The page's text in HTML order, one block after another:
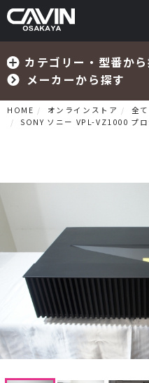
カテゴリー・型番か
メーカーから探す
プリメインアンプ
プリアンプ
パワーアンプ
CDプレーヤー・レシーバー
ネットワークプレーヤー・D/
HOME オンラインストア 全
SONY ソニー VPL-VZ1000 プ